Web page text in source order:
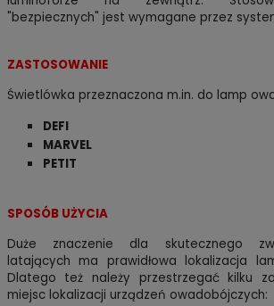
"bezpiecznych" jest wymagane przez
ZASTOSOWANIE
Świetlówka przeznaczona m.in. do lamp
DEFI
MARVEL
PETIT
SPOSÓB UŻYCIA
Duże znaczenie dla skutecznego
latających ma prawidłowa lokalizacja
Dlatego też należy przestrzegać kilku
miejsc lokalizacji urządzeń owadobójczych: